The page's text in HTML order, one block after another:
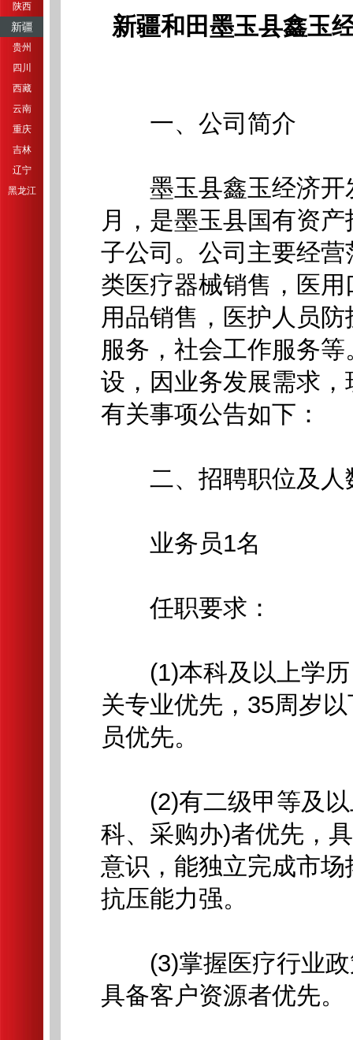
陕西
新疆
贵州
四川
西藏
云南
重庆
吉林
辽宁
黑龙江
新疆和田墨玉县鑫玉
一、公司简介
墨玉县鑫玉经济开
月，是墨玉县国有资
子公司。公司主要经
类医疗器械销售，医
用品销售，医护人员
服务，社会工作服务
设，因业务发展需求
有关事项公告如下：
二、招聘职位及人
业务员1名
任职要求：
(1)本科及以上学历
关专业优先，35周岁
员优先。
(2)有二级甲等及以
科、采购办)者优先，
意识，能独立完成市
抗压能力强。
(3)掌握医疗行业政
具备客户资源者优先。